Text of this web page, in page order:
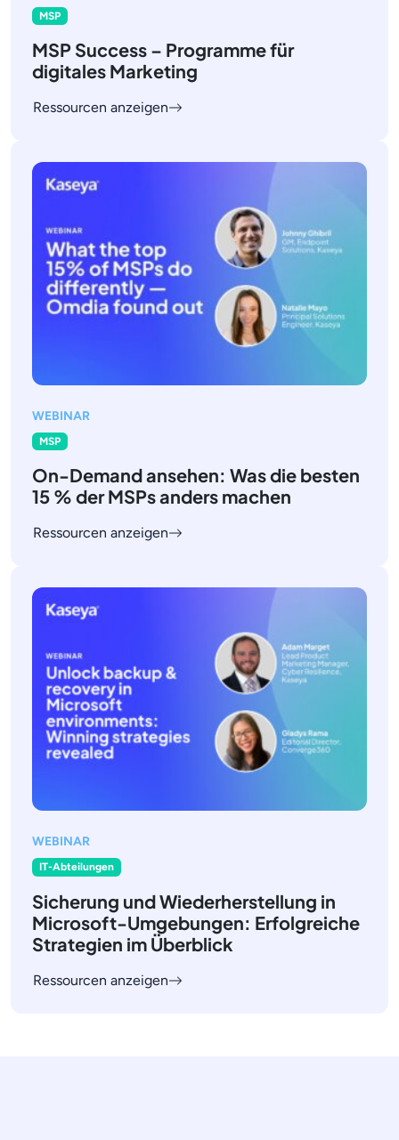
MSP
MSP Success – Programme für
digitales Marketing
Ressourcen anzeigen
WEBINAR
MSP
On-Demand ansehen: Was die besten
15 % der MSPs anders machen
Ressourcen anzeigen
WEBINAR
IT-Abteilungen
Sicherung und Wiederherstellung in
Microsoft-Umgebungen: Erfolgreiche
Strategien im Überblick
Ressourcen anzeigen